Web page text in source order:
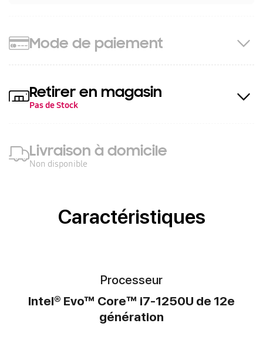
Mode de paiement
Retirer en magasin
Pas de Stock
Livraison à domicile
Non disponible
Caractéristiques
Processeur
Intel® Evo™ Core™ i7-1250U de 12e
génération